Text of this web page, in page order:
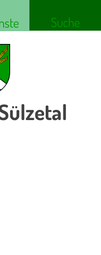
Suche